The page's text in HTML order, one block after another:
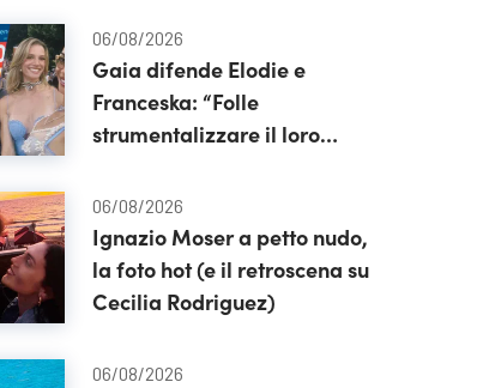
06/08/2026
Gaia difende Elodie e
Franceska: “Folle
strumentalizzare il loro
06/08/2026
Ignazio Moser a petto nudo,
la foto hot (e il retroscena su
Cecilia Rodriguez)
06/08/2026